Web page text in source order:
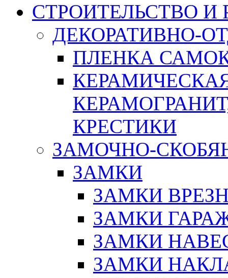
СТРОИТЕЛЬСТВО И
ДЕКОРАТИВНО-
ПЛЕНКА
КРЕСТИКИ
ЗАМОЧНО-
ЗАМКИ
ЗАМКИ
ЗАМКИ
ЗАМКИ
ЗАМКИ